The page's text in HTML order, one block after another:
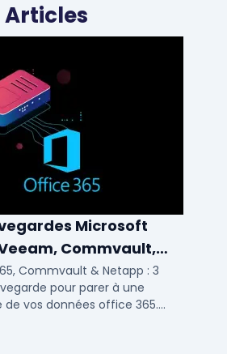
Articles
Microsoft
Commvault,
Commvault & Netapp : 3
pour parer à une
vos données office 365.